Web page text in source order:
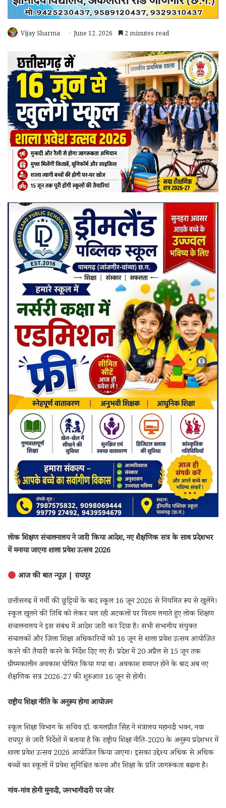
Vijay Sharma June 12, 2026 2 minutes read
लोक शिक्षण संचालनालय ने जारी किया आदेश, नए शैक्षणिक सत्र के साथ प्रदेशभर
में मनाया जाएगा शाला प्रवेश उत्सव 2026
आज की बात न्यूज़ | रायपुर
छत्तीसगढ़ में गर्मी की छुट्टियों के बाद स्कूल 16 जून 2026 से नियमित रूप से खुलेंगे।
स्कूल खुलने की तिथि को लेकर चल रही अटकलों पर विराम लगाते हुए लोक शिक्षण
संचालनालय ने इस संबंध में आदेश जारी कर दिया है। सभी संभागीय संयुक्त
संचालकों और जिला शिक्षा अधिकारियों को 16 जून से शाला प्रवेश उत्सव आयोजित
करने की तैयारी करने के निर्देश दिए गए हैं। प्रदेश में 20 अप्रैल से 15 जून तक
ग्रीष्मकालीन अवकाश घोषित किया गया था। अवकाश समाप्त होने के बाद अब नए
शैक्षणिक सत्र 2026-27 की शुरुआत 16 जून से होगी।
राष्ट्रीय शिक्षा नीति के अनुरूप होगा आयोजन
स्कूल शिक्षा विभाग के सचिव डॉ. कमलप्रीत सिंह ने मंत्रालय महानदी भवन, नवा
रायपुर से जारी निर्देशों में बताया है कि राष्ट्रीय शिक्षा नीति-2020 के अनुरूप प्रदेशभर में
शाला प्रवेश उत्सव 2026 आयोजित किया जाएगा। इसका उद्देश्य अधिक से अधिक
बच्चों का स्कूलों में प्रवेश सुनिश्चित करना और शिक्षा के प्रति जागरूकता बढ़ाना है।
गांव-गांव होगी मुनादी, जनभागीदारी पर जोर